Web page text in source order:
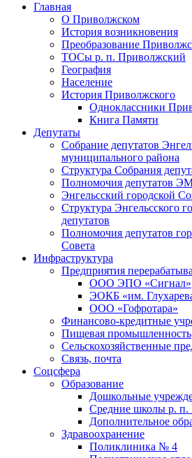
Главная
О Приволжском
История возникновения
Преобразование
ТОСы р. п. Приволжский
География
Население
История Приволжского
Одноклассники
Книга Памяти
Депутаты
Собрание депутатов
муниципального района
Структура Собрания
Полномочия депутатов
Энгельсский городской
Структура Энгельсского
депутатов
Полномочия депутатов
Совета
Инфраструктура
Предприятия
ООО ЭПО «Сигнал»
ЭОКБ «им.
ООО «Гофротара»
Финансово-кредитные
Пищевая промышленность
Сельскохозяйственные
Связь, почта
Соцсфера
Образование
Дошкольные
Средние школы р.
Дополнительное
Здравоохранение
Поликлиника № 4